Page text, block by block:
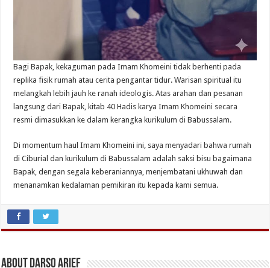
Bagi Bapak, kekaguman pada Imam Khomeini tidak berhenti pada
replika fisik rumah atau cerita pengantar tidur. Warisan spiritual itu
melangkah lebih jauh ke ranah ideologis. Atas arahan dan pesanan
langsung dari Bapak, kitab 40 Hadis karya Imam Khomeini secara
resmi dimasukkan ke dalam kerangka kurikulum di Babussalam.
Di momentum haul Imam Khomeini ini, saya menyadari bahwa rumah
di Ciburial dan kurikulum di Babussalam adalah saksi bisu bagaimana
Bapak, dengan segala keberaniannya, menjembatani ukhuwah dan
menanamkan kedalaman pemikiran itu kepada kami semua.
About Darso Arief